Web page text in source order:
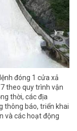
đóng 1 cửa xả
theo quy trình vận
thời, các địa
thông báo, triển khai
và các hoạt động